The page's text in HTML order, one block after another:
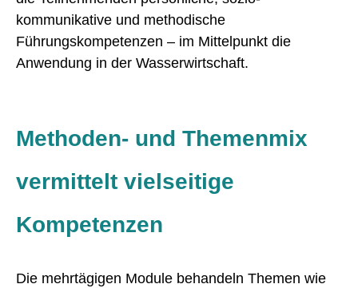
kommunikative und methodische
Führungskompetenzen – im Mittelpunkt die
Anwendung in der Wasserwirtschaft.
Methoden- und Themenmix
vermittelt vielseitige
Kompetenzen
Die mehrtägigen Module behandeln Themen wie